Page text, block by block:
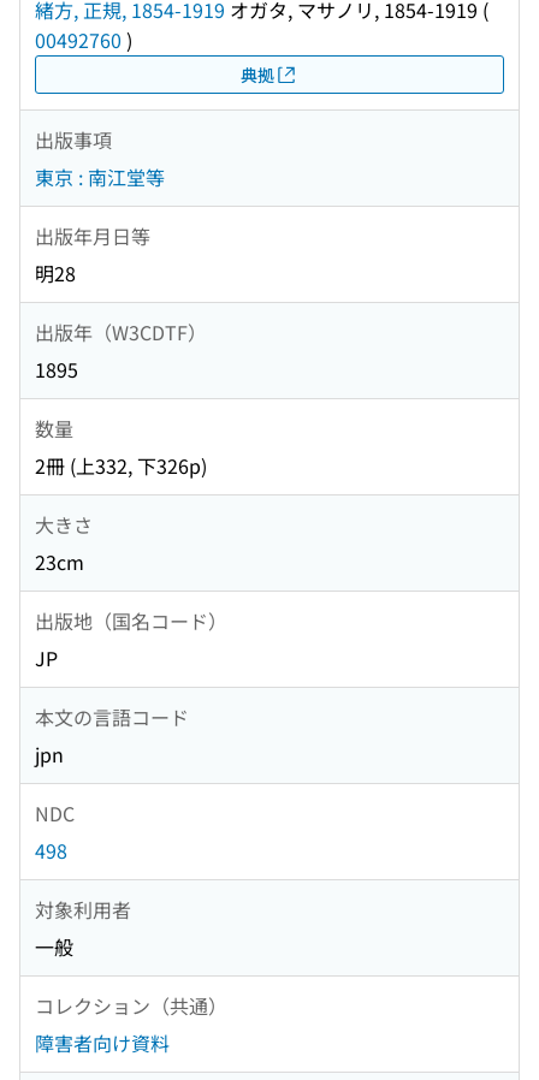
緒方, 正規, 1854-1919 オガタ, マサノリ, 1854-1919 (
00492760 )
典拠
出版事項
東京 : 南江堂等
出版年月日等
明28
出版年（W3CDTF）
1895
数量
2冊 (上332, 下326p)
大きさ
23cm
出版地（国名コード）
JP
本文の言語コード
jpn
NDC
498
対象利用者
一般
コレクション（共通）
障害者向け資料